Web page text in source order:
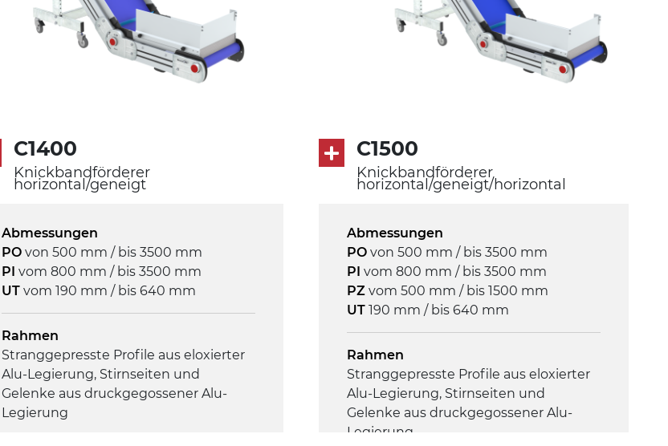
Antrieb
direkt, Zug (linke Seite), 3-phasiger
Asynchronmotor für
Mehrfachspannung 230/400Vac-50Hz-
Geschwindigkeit
3,4 m/Minute
Überlastungsschutz
Beine aus verzinktem Metallrohr,
Schwenkräder mit/ohne Bremse (2+2)
direkt, Zug (linke Seite), 3-phasiger
Asynchronmotor für
Mehrfachspannung 230/400Vac-50Hz-
Geschwindigkeit
3,4 m/Minute
Überlastungsschutz
C1400
Knickbandförderer
horizontal/geneigt
Abmessungen
PO von 500 mm / bis 3500 mm
PI vom 800 mm / bis 3500 mm
UT vom 190 mm / bis 640 mm
Rahmen
Stranggepresste Profile aus eloxierter
Alu-Legierung, Stirnseiten und
Gelenke aus druckgegossener Alu-
Legierung
C1500
Knickbandförderer
horizontal/geneigt/horizontal
Abmessungen
POvon 500 mm / bis 3500 mm
PIvom 800 mm / bis 3500 mm
PZvom 500 mm / bis 1500 mm
UT190 mm / bis 640 mm
Rahmen
Stranggepresste Profile aus eloxierter
Alu-Legierung, Stirnseiten und
Gelenke aus druckgegossener Alu-
Legierung